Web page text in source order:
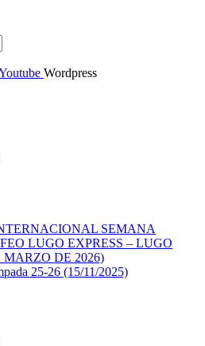
Wordpress
SEMANA
LUGO EXPRESS – LUGO
MARZO DE 2026)
25-26 (15/11/2025)